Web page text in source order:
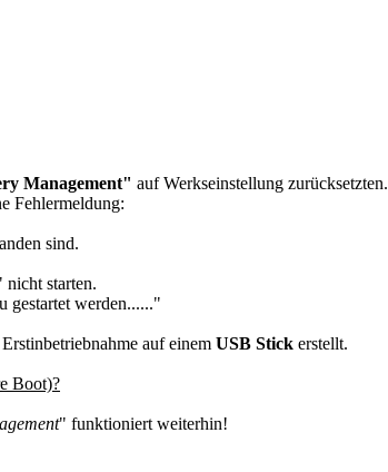
Management" auf Werkseinstellung zurücksetzten.
Fehlermeldung:
sind.
starten.
gestartet werden......"
auf einem USB Stick erstellt.
Boot)?
" funktioniert weiterhin!